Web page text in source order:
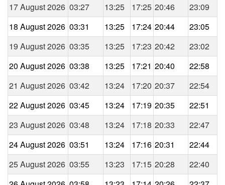
17 August 2026 03:27 13:25 17:25 20:46
23:09
18 August 2026 03:31 13:25 17:24 20:44
23:05
19 August 2026 03:35 13:25 17:23 20:42
23:02
20 August 2026 03:38 13:25 17:21 20:40
22:58
21 August 2026 03:42 13:24 17:20 20:37
22:54
22 August 2026 03:45 13:24 17:19 20:35
22:51
23 August 2026 03:48 13:24 17:18 20:33
22:47
24 August 2026 03:51 13:24 17:16 20:31
22:44
25 August 2026 03:55 13:23 17:15 20:28
22:40